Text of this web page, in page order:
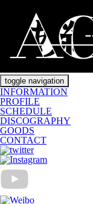
toggle navigation
INFORMATION
PROFILE
SCHEDULE
DISCOGRAPHY
GOODS
CONTACT